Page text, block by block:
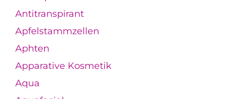
Antitranspirant
Apfelstammzellen
Aphten
Apparative Kosmetik
Aqua